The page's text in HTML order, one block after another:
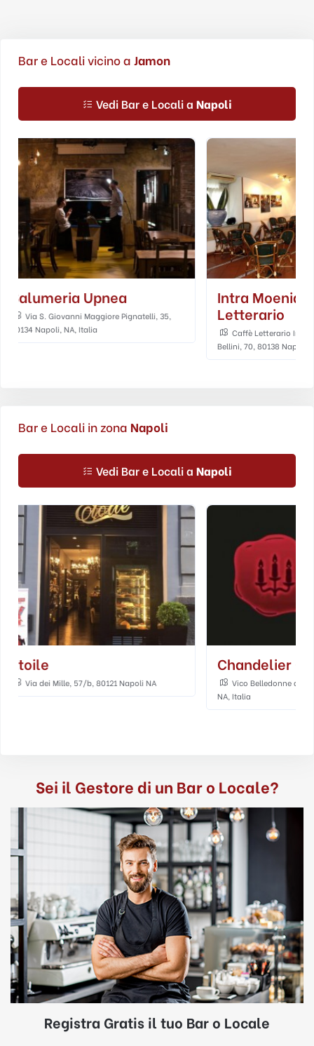
Bar e Locali vicino a Jamon
Vedi Bar e Locali a Napoli
Intra Moenia Caffè
Letterario
Caffè Letterario Intra Moenia, Piazza
Spazio Nea
Spazio Nea,
Napoli, Napoli NA,
Bar e Locali in zona Napoli
Vedi Bar e Locali a Napoli
Chandelier Cafè
Vico Belledonne a Chiaia, 34/35, Napoli,
Le Bar
Piazzetta
Sei il Gestore di un Bar o Locale?
Registra Gratis il tuo Bar o Locale